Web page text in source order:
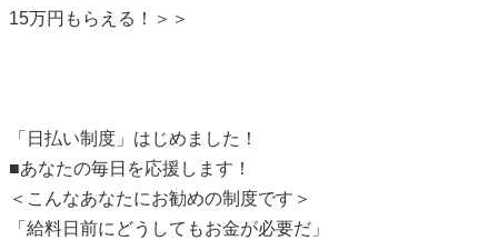
15万円もらえる！＞＞
「日払い制度」はじめました！
■あなたの毎日を応援します！
＜こんなあなたにお勧めの制度です＞
「給料日前にどうしてもお金が必要だ」